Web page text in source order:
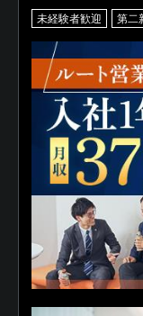
未経験者歓迎 第二